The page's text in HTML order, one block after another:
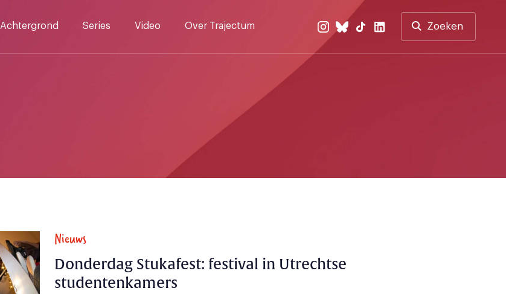
Achtergrond Series Video Over Trajectum Zoeken
Nieuws
Donderdag Stukafest: festival in Utrechtse
studentenkamers